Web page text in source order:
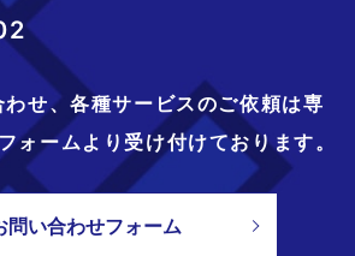
わせ、各種サービスのご依頼は専
ォームより 受け付けております。
問い合わせフォーム